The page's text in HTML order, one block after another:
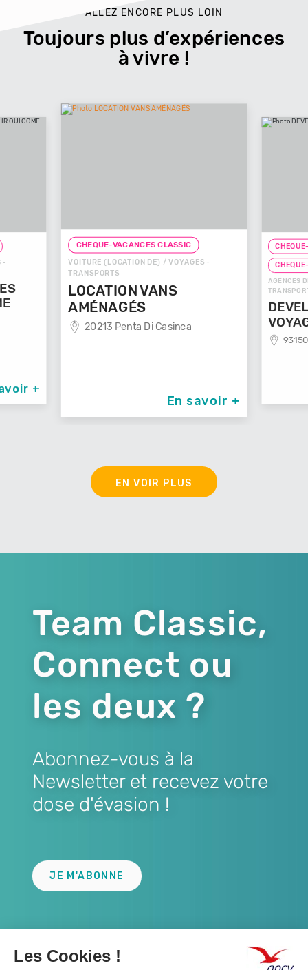
ALLEZ ENCORE PLUS LOIN
Toujours plus d’expériences
à vivre !
-
+
CHEQUE-VACANCES CLASSIC
VOITURE (LOCATION DE) / VOYAGES -
TRANSPORTS
LOCATION VANS
AMÉNAGÉS
20213 Penta Di Casinca
En savoir +
AGENCES
EN VOIR PLUS
Team Classic,
Connect ou
les deux ?
Abonnez-vous à la
Newsletter et recevez votre
dose d'évasion !
JE M'ABONNE